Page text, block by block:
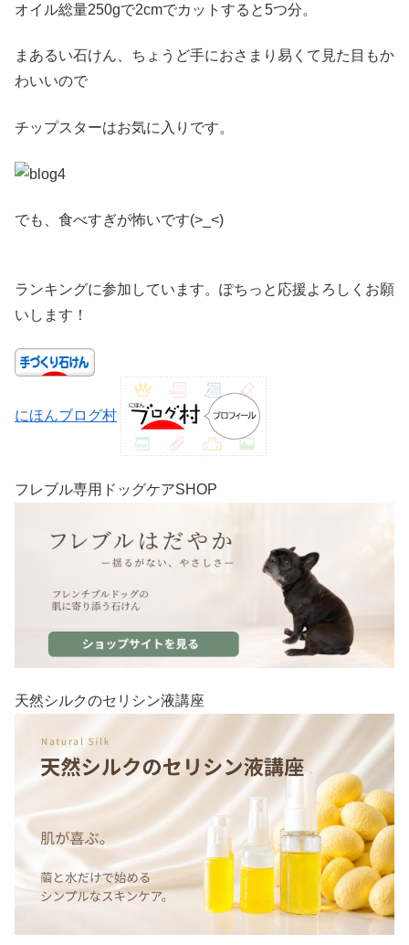
オイル総量250gで2cmでカットすると5つ分。
まあるい石けん、ちょうど手におさまり易くて見た目もか
わいいので
チップスターはお気に入りです。
でも、食べすぎが怖いです(>_<)
ランキングに参加しています。ぽちっと応援よろしくお願
いします！
にほんブログ村
フレブル専用ドッグケアSHOP
天然シルクのセリシン液講座